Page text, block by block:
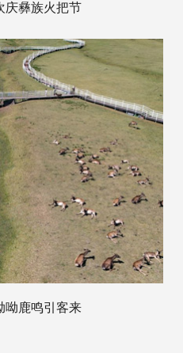
庆彝族火把节
呦鹿鸣引客来